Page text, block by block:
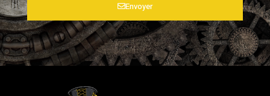
Envoyer